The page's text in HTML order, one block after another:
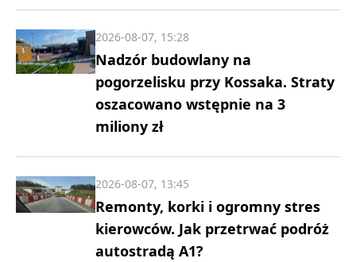
Nadzór budowlany na
pogorzelisku przy Kossaka. Straty
oszacowano wstępnie na 3
miliony zł
2026-08-07, 15:28
Remonty, korki i ogromny stres
kierowców. Jak przetrwać podróż
autostradą A1?
2026-08-07, 13:45